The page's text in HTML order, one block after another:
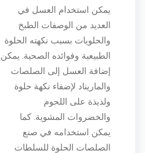
يمكن استخدام العسل في
العديد من الوصفات الطبخ
والحلويات بسبب نكهته الحلوة
الطبيعية وفوائده الصحية. يمكن
إضافة العسل إلى الصلصات
والماريناد لإضفاء نكهة حلوة
ولذيذة على اللحوم
والخضروات المشوية. كما
يمكن استخدامه في صنع
الصلصات الحلوة للسلطات